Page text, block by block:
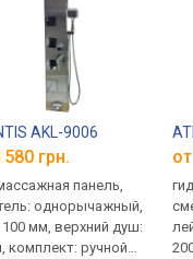
AKL-9006
грн.
панель,
однорычажный,
100 мм, верхний душ:
комплект: ручной